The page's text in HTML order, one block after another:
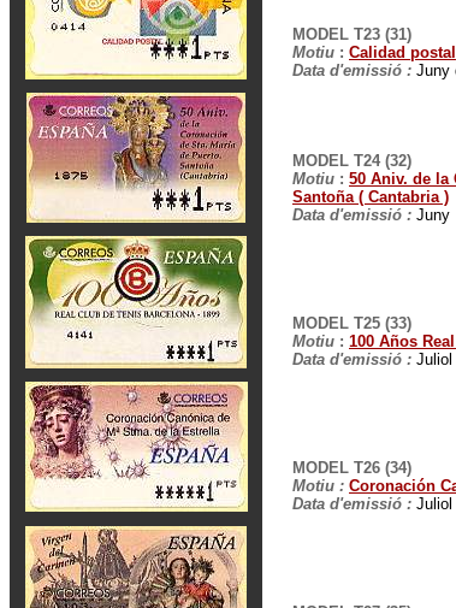
MODEL T23 (31)
Motiu : Calidad postal
Data d'emissió : Juny
MODEL T24 (32)
Motiu : 50 Aniv. de la
Santoña ( Cantabria )
Data d'emissió : Juny
MODEL T25 (33)
Motiu : 100 Años
Data d'emissió : Juliol
MODEL T26 (34)
Motiu : Coronación
Data d'emissió : Juliol